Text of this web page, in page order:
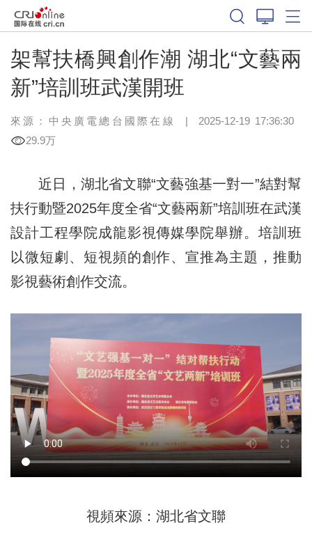
架幫扶橋興創作潮 湖北“文藝兩
新”培訓班武漢開班
來源：中央廣電總台國際在線 | 2025-12-19 17:36:30
29.9万
近日，湖北省文聯“文藝強基一對一”結對幫
扶行動暨2025年度全省“文藝兩新”培訓班在武漢
設計工程學院成龍影視傳媒學院舉辦。培訓班
以微短劇、短視頻的創作、宣推為主題，推動
影視藝術創作交流。
視頻來源：湖北省文聯